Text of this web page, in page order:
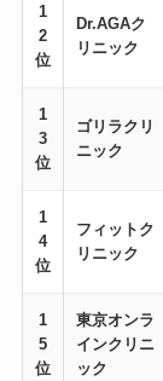
1
2
位
Dr.AGAク
リニック
1
3
位
ゴリラクリ
ニック
1
4
位
フィットク
リニック
1
5
位
東京オンラ
インクリニ
ック